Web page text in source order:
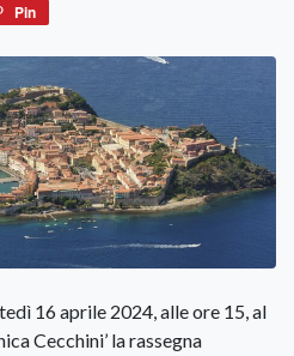
Pin
16 aprile 2024, alle ore 15, al
Cecchini’ la rassegna